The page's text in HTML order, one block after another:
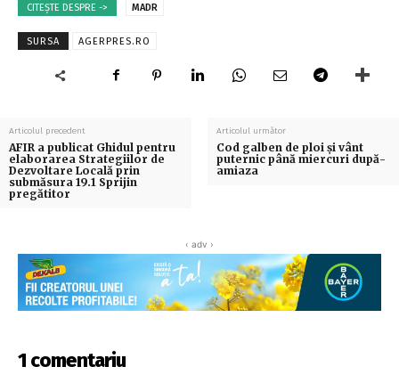
CITEȘTE DESPRE -> MADR
SURSA AGERPRES.RO
Articolul precedent
AFIR a publicat Ghidul pentru
elaborarea Strategiilor de
Dezvoltare Locală prin
submăsura 19.1 Sprijin
pregătitor
Articolul următor
Cod galben de ploi şi vânt
puternic până miercuri după-
amiaza
‹ adv ›
1 comentariu